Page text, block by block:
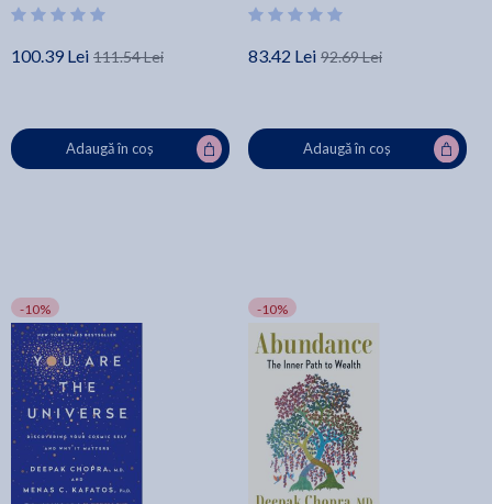
100.39 Lei 111.54 Lei
Adaugă în coș
Spanish-Language Edi - Deepak
83.42 Lei 92.69 Lei
Adaugă în coș
-10% -10%